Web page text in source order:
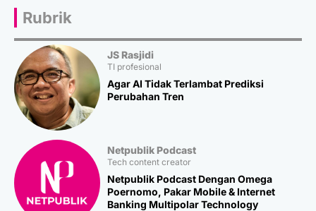
Rubrik
JS Rasjidi
TI profesional
Agar AI Tidak Terlambat Prediksi
Perubahan Tren
Netpublik Podcast
Tech content creator
Netpublik Podcast Dengan Omega
Poernomo, Pakar Mobile & Internet
Banking Multipolar Technology